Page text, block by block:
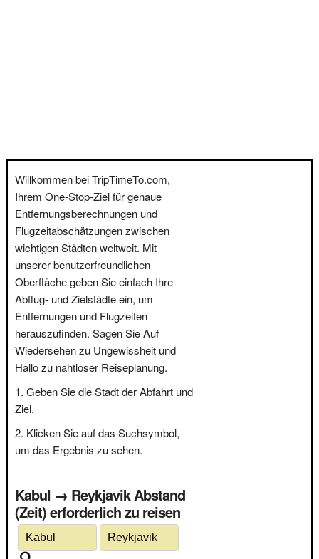
Willkommen bei TripTimeTo.com,
Ihrem One-Stop-Ziel für genaue
Entfernungsberechnungen und
Flugzeitabschätzungen zwischen
wichtigen Städten weltweit. Mit
unserer benutzerfreundlichen
Oberfläche geben Sie einfach Ihre
Abflug- und Zielstädte ein, um
Entfernungen und Flugzeiten
herauszufinden. Sagen Sie Auf
Wiedersehen zu Ungewissheit und
Hallo zu nahtloser Reiseplanung.
Geben Sie die Stadt der Abfahrt und
Ziel.
Klicken Sie auf das Suchsymbol,
um das Ergebnis zu sehen.
Kabul → Reykjavik Abstand
(Zeit) erforderlich zu reisen